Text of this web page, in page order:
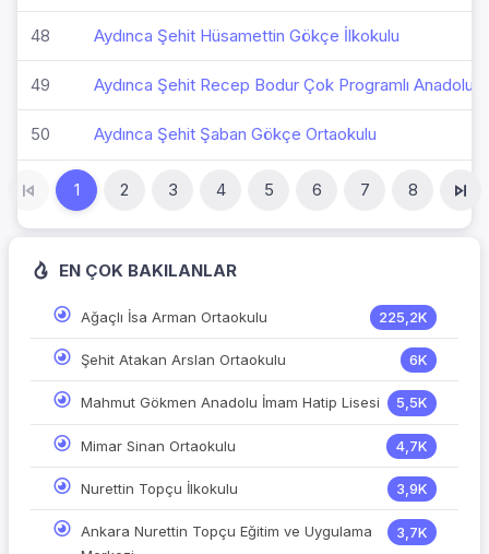
48 Aydınca Şehit Hüsamettin Gökçe İlkokulu
49 Aydınca Şehit Recep Bodur Çok Programlı Anadolu
50 Aydınca Şehit Şaban Gökçe Ortaokulu
1 2 3 4 5 6 7 8
EN ÇOK BAKILANLAR
Ağaçlı İsa Arman Ortaokulu 225,2K
Şehit Atakan Arslan Ortaokulu 6K
Mahmut Gökmen Anadolu İmam Hatip Lisesi 5,5K
Mimar Sinan Ortaokulu 4,7K
Nurettin Topçu İlkokulu 3,9K
Ankara Nurettin Topçu Eğitim ve Uygulama
3,7K